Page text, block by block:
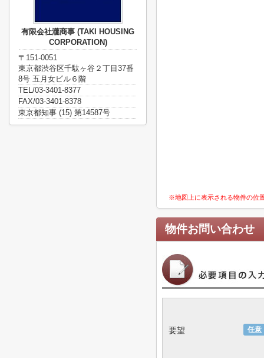
※地図上に表示される物件の位
物件お問い合わせ
任意
要望
有限会社瀧商事 (TAKI HOUSING
CORPORATION)
〒151-0051
東京都渋谷区千駄ヶ谷２丁目37番
8号 五月女ビル６階
TEL/03-3401-8377
FAX/03-3401-8378
東京都知事 (15) 第14587号